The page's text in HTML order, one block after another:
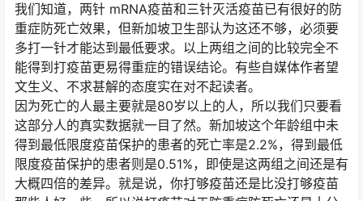
我们知道，两针 mRNA疫苗和三针灭活疫苗已有很好的防
重症防死亡效果，但新加坡卫生部认为这还不够，必须要
多打一针才能达到最低要求。以上两组之间的比较完全不
能得到打疫苗更易得重症的错误结论。有些自媒体作者望
文生义、不求甚解的态度实在对不起读者。
因为死亡的人最主要就是80岁以上的人，所以我们只要看
这部分人的真实数据就一目了然。新加坡这个年龄组中未
得到最低限度疫苗保护的患者的死亡率是2.2%，得到最低
限度疫苗保护的患者则是0.51%，即使是这两组之间还是有
大概四倍的差异。就是说，你打够疫苗还是比没打够疫苗